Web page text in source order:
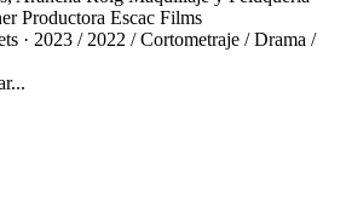
Productora Escac Films
· 2023 / 2022 / Cortometraje / Drama /